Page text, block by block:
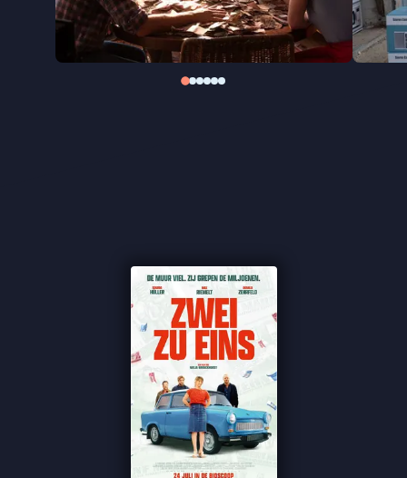
★★★Trouw
"‘Ostalgische’ feelgood" -de Filmkrant